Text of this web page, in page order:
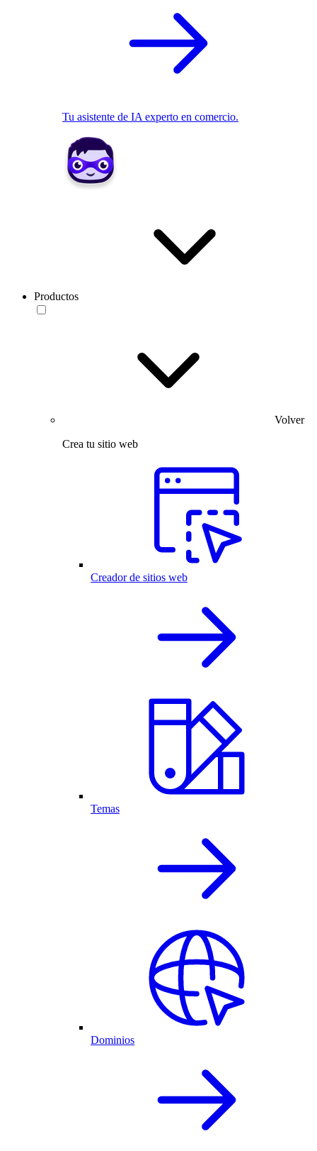
Tu asistente de IA experto en comercio.
Productos
Volver
Crea tu sitio web
Creador de sitios web
Temas
Dominios